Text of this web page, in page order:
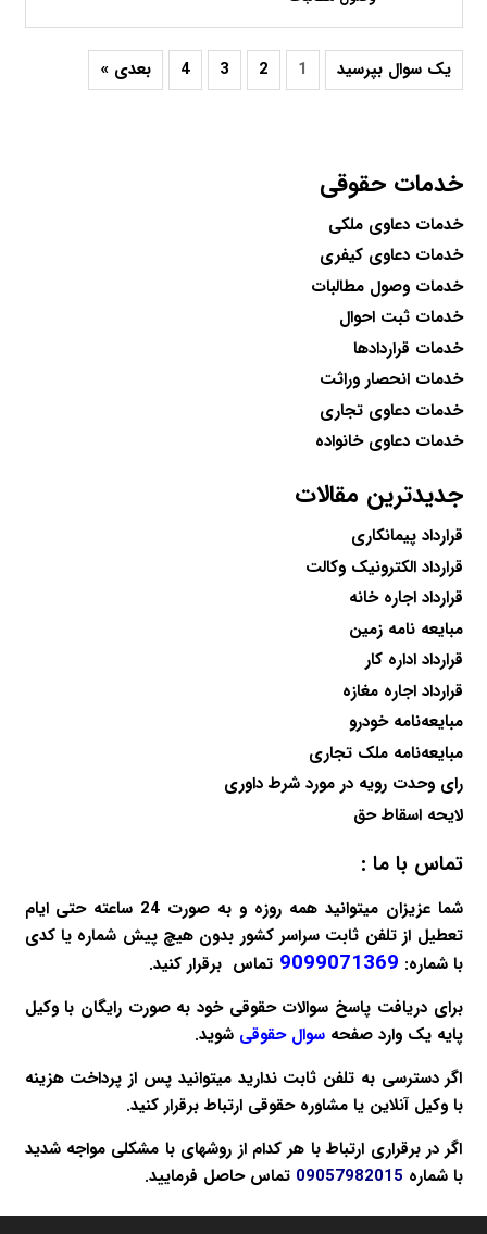
1
2
3
4 بعدی » یک سوال بپرسید
خدمات حقوقی
خدمات دعاوی ملکی
خدمات دعاوی کیفری
خدمات وصول مطالبات
خدمات ثبت احوال
خدمات قراردادها
خدمات انحصار وراثت
خدمات دعاوی تجاری
خدمات دعاوی خانواده
جدیدترین مقالات
قرارداد پیمانکاری
قرارداد الکترونیک وکالت
قرارداد اجاره خانه
مبایعه نامه زمین
قرارداد اداره کار
قرارداد اجاره مغازه
مبایعه‌نامه خودرو
مبایعه‌نامه ملک تجاری
رای وحدت رویه در مورد شرط داوری
لایحه اسقاط حق
تماس با ما :
شما عزیزان میتوانید همه روزه و به صورت 24 ساعته حتی ایام
تعطیل از تلفن ثابت سراسر کشور بدون هیچ پیش شماره یا کدی
با شماره: 9099071369 تماس برقرار کنید.
برای دریافت پاسخ سوالات حقوقی خود به صورت رایگان با وکیل
پایه یک وارد صفحهسوال حقوقی شوید.
اگر دسترسی به تلفن ثابت ندارید میتوانید پس از پرداخت هزینه
باوکیل آنلاین یامشاوره حقوقی ارتباط برقرار کنید.
اگر در برقراری ارتباط با هر کدام از روشهای با مشکلی مواجه شدید
با شماره 09057982015 تماس حاصل فرمایید.